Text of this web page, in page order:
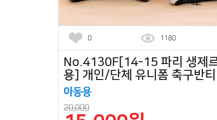
0 1180
No.4130F[14-15 파리 생제
용] 개인/단체 유니폼 축구반티
아동용
20,000